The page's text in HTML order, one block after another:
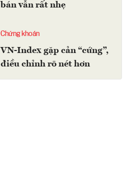
bán vẫn rất nhẹ
Chứng khoán
VN-Index gặp cản “cứng”,
điều chỉnh rõ nét hơn